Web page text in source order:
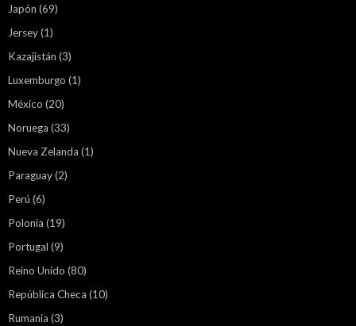
Japón (69)
Jersey(1)
Kazajistán (3)
Luxemburgo (1)
México (20)
Noruega (33)
Nueva Zelanda (1)
Paraguay(2)
Perú (6)
Polonia (19)
Portugal (9)
Reino Unido (80)
República Checa (10)
Rumania (3)